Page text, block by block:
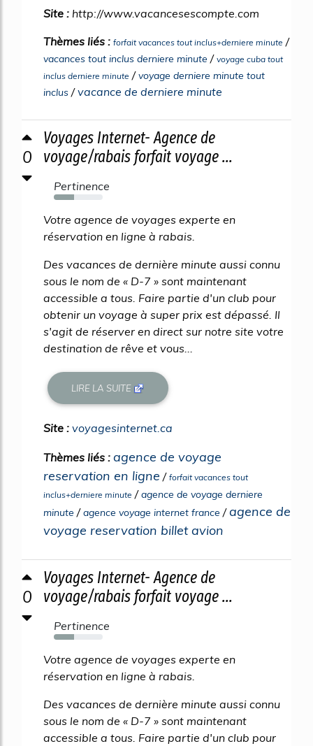
Site : http://www.vacancesescompte.com
Thèmes liés : forfait vacances tout inclus+derniere minute /
vacances tout inclus derniere minute / voyage cuba tout
inclus derniere minute /voyage derniere minute tout
inclus /vacance de derniere minute
0
Voyages Internet- Agence de
voyage/rabais forfait voyage ...
Pertinence
42%
Votre agence de voyages experte en
réservation en ligne à rabais.
Des vacances de dernière minute aussi connu
sous le nom de « D-7 » sont maintenant
accessible a tous. Faire partie d'un club pour
obtenir un voyage à super prix est dépassé. Il
s'agit de réserver en direct sur notre site votre
destination de rêve et vous...
LIRE LA SUITE
Site : voyagesinternet.ca
Thèmes liés : agence de voyage
reservation en ligne / forfait vacances tout
inclus+derniere minute /agence de voyage derniere
minute /agence voyage internet france /agence de
voyage reservation billet avion
0
Voyages Internet- Agence de
voyage/rabais forfait voyage ...
Pertinence
42%
Votre agence de voyages experte en
réservation en ligne à rabais.
Des vacances de dernière minute aussi connu
sous le nom de « D-7 » sont maintenant
accessible a tous. Faire partie d'un club pour